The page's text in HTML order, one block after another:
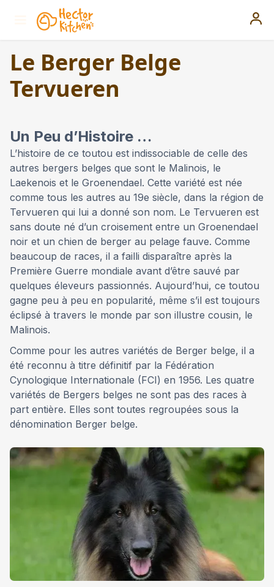
Le Berger Belge
Tervueren
Un Peu d’Histoire …
L’histoire de ce toutou est indissociable de celle des
autres bergers belges que sont le Malinois, le
Laekenois et le Groenendael. Cette variété est née
comme tous les autres au 19e siècle, dans la région de
Tervueren qui lui a donné son nom. Le Tervueren est
sans doute né d’un croisement entre un Groenendael
noir et un chien de berger au pelage fauve. Comme
beaucoup de races, il a failli disparaître après la
Première Guerre mondiale avant d’être sauvé par
quelques éleveurs passionnés. Aujourd’hui, ce toutou
gagne peu à peu en popularité, même s’il est toujours
éclipsé à travers le monde par son illustre cousin, le
Malinois.
Comme pour les autres variétés de Berger belge, il a
été reconnu à titre définitif par la Fédération
Cynologique Internationale (FCI) en 1956. Les quatre
variétés de Bergers belges ne sont pas des races à
part entière. Elles sont toutes regroupées sous la
dénomination Berger belge.